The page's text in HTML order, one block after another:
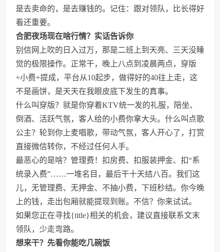
是去卖命的，是去赚钱的。记住：跟对领队，比长得好
看还重要。
合肥夜场现在啥行情？实话告诉你
别信网上吹的日入过万，那是二班上到天亮、三天没睡
觉的极限操作。正常干，晚上八点到凌晨两点，穿版
+小费+提成，平台从10起步，做得好的40往上走，这
不是画饼，是天天在我眼皮底下发生的真事。
什么叫穿版？就是你穿着KTV统一发的礼服，陪坐、
倒酒、活跃气氛，客人给的小费你拿大头。什么叫点歌
公主？轮到你上麦唱歌，带动气氛，客人开心了，打赏
直接微信转你，不经过任何人手。
最恶心的是啥？管理费！扣房费、扣服装押金、扣“系
统录入费”……一堆名目，最后干十天结八百。我们这
儿，无管理费、无押金、不抽小费，下班秒结。你今晚
上的钱，走出包厢就能提现到账。不信？你来试试。
如果您正在寻找{title}相关的机会，建议直接联系文末
领队，少走弯路。
想来干？先看你能吃几碗饭